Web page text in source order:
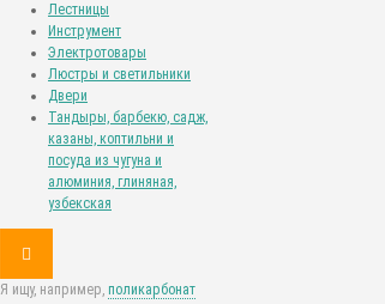
Лестницы
Инструмент
Электротовары
Люстры и светильники
Двери
Тандыры, барбекю, садж,
казаны, коптильни и
посуда из чугуна и
алюминия, глиняная,
узбекская
Я ищу, например, поликарбонат